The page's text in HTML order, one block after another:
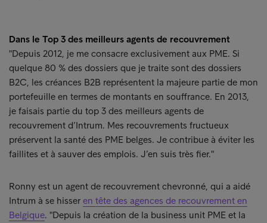
Dans le Top 3 des meilleurs agents de recouvrement
"Depuis 2012, je me consacre exclusivement aux PME. Si
quelque 80 % des dossiers que je traite sont des dossiers
B2C, les créances B2B représentent la majeure partie de mon
portefeuille en termes de montants en souffrance. En 2013,
je faisais partie du top 3 des meilleurs agents de
recouvrement d’Intrum. Mes recouvrements fructueux
préservent la santé des PME belges. Je contribue à éviter les
faillites et à sauver des emplois. J’en suis très fier."
Ronny est un agent de recouvrement chevronné, qui a aidé
Intrum à se hisser en tête des agences de recouvrement en
Belgique. "Depuis la création de la business unit PME et la